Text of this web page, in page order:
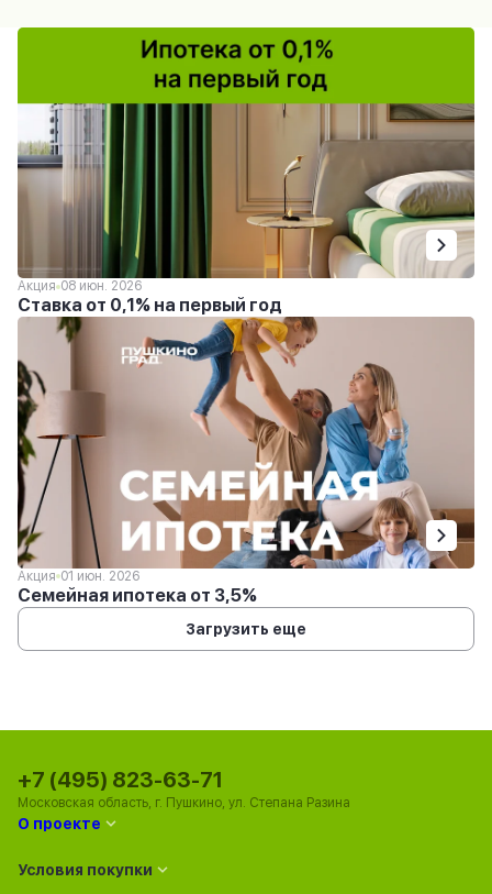
Акция 08 июн. 2026
Ставка от 0,1% на первый год
Акция 01 июн. 2026
Семейная ипотека от 3,5%
Загрузить еще
О проекте
Условия покупки
+7 (495) 823-63-71
Московская область, г. Пушкино, ул. Степана Разина